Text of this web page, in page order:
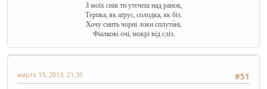
З моїх снів ти утечеш над ранок,
Терпка, як аґрус, солодка, як біз.
Хочу снить чорні локи сплута́ні,
Фіалкові очі, мокрі від сліз.
#51
марта 10, 2013, 21:35